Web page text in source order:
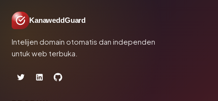
KanaweddGuard
Intelijen domain otomatis dan independen
untuk web terbuka.